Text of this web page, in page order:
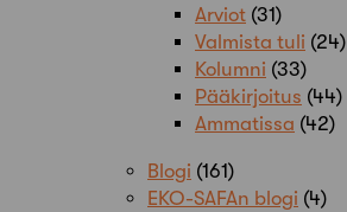
Arviot (31)
Valmista tuli (24)
Kolumni (33)
Pääkirjoitus (44)
Ammatissa (42)
Blogi (161)
EKO-SAFAn blogi (4)